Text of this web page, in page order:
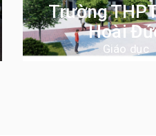
Trường
Hoài
Giáo dục